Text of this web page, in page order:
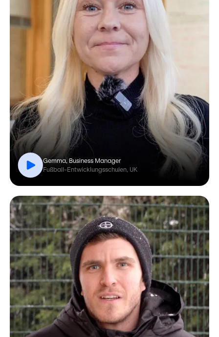
Gemma, Business Manager
Fußball-Entwicklungsschulen, UK